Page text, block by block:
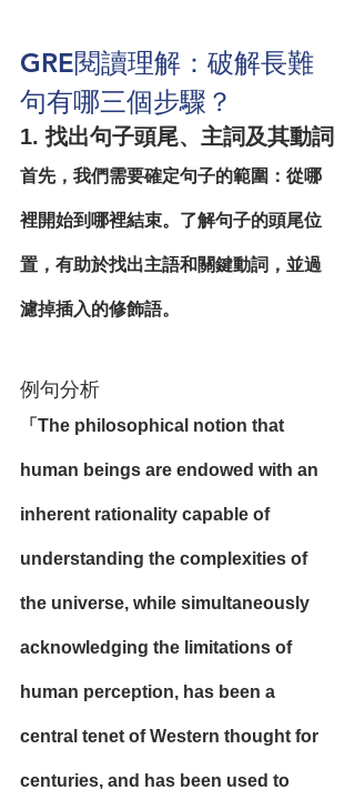
GRE閱讀理解：破解長難
句有哪三個步驟？
1. 找出句子頭尾、主詞及其動詞
首先，我們需要確定句子的範圍：從哪
裡開始到哪裡結束。了解句子的頭尾位
置，有助於找出主語和關鍵動詞，並過
濾掉插入的修飾語。
例句分析
「The philosophical notion that
human beings are endowed with an
inherent rationality capable of
understanding the complexities of
the universe, while simultaneously
acknowledging the limitations of
human perception, has been a
central tenet of Western thought for
centuries, and has been used to